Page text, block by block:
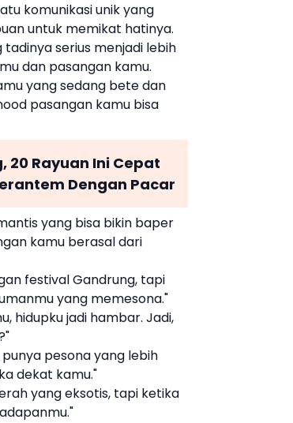
komunikasi unik yang
untuk memikat hatinya.
serius menjadi lebih
dan pasangan kamu.
yang sedang bete dan
pasangan kamu bisa
20 Rayuan Ini Cepat
Dengan Pacar
yang bisa bikin baper
kamu berasal dari
festival Gandrung, tapi
yang memesona."
hidupku jadi hambar. Jadi,
pesona yang lebih
dekat kamu."
yang eksotis, tapi ketika